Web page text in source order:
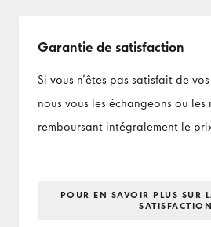
Garantie de satisfaction
Si vous n’êtes pas satisfait de
nous vous les échangeons ou les
remboursant intégralement le
POUR EN SAVOIR PLUS SUR
SATISFACTION